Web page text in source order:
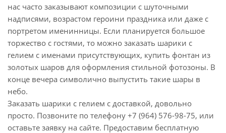
нас часто заказывают композиции с шуточными
надписями, возрастом героини праздника или даже с
портретом именинницы. Если планируется большое
торжество с гостями, то можно заказать шарики с
гелием с именами присутствующих, купить фонтан из
золотых шаров для оформления стильной фотозоны. В
конце вечера символично выпустить такие шары в
небо.
Заказать шарики с гелием с доставкой, довольно
просто. Позвоните по телефону +7 (964) 576-98-75, или
оставьте заявку на сайте. Предоставим бесплатную